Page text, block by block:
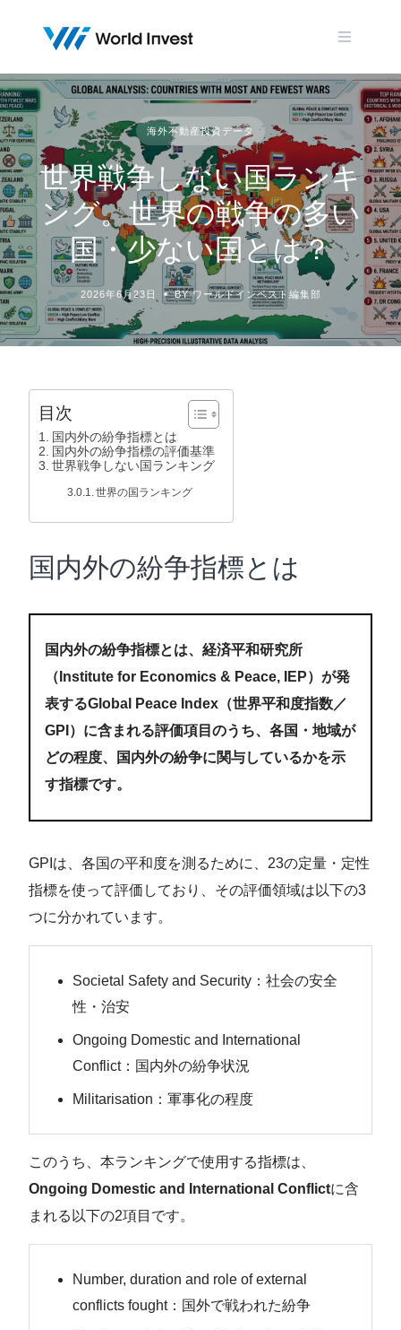
海外不動産投資データ
世界戦争しない国ランキ
ング。世界の戦争の多い
国・少ない国とは？
2026年6月23日 BY ワールドインベスト編集部
目次
国内外の紛争指標とは
国内外の紛争指標の評価基準
世界戦争しない国ランキング
世界の国ランキング
国内外の紛争指標とは
国内外の紛争指標とは、経済平和研究所
（Institute for Economics & Peace, IEP）が発
表するGlobal Peace Index（世界平和度指数／
GPI）に含まれる評価項目のうち、各国・地域が
どの程度、国内外の紛争に関与しているかを示
す指標です。
GPIは、各国の平和度を測るために、23の定量・定性
指標を使って評価しており、その評価領域は以下の3
つに分かれています。
Societal Safety and Security：社会の安全
性・治安
Ongoing Domestic and International
Conflict：国内外の紛争状況
Militarisation：軍事化の程度
このうち、本ランキングで使用する指標は、
Ongoing Domestic and International Conflictに含
まれる以下の2項目です。
Number, duration and role of external
conflicts fought：国外で戦われた紛争